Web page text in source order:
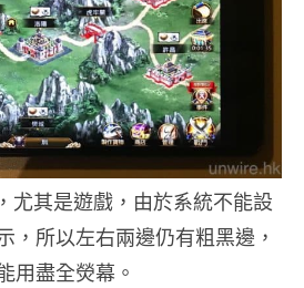
尤其是遊戲，由於系統不能設
，所以左右兩邊仍有粗黑邊，
用盡全熒幕。